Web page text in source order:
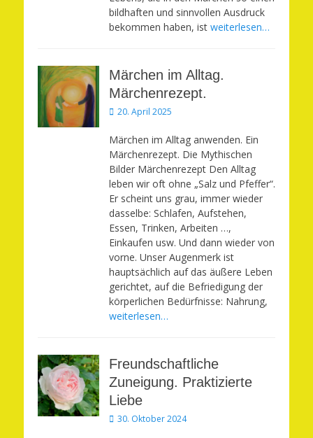
bildhaften und sinnvollen Ausdruck
bekommen haben, ist weiterlesen…
Märchen im Alltag.
Märchenrezept.
Veröffentlicht
20. April 2025
Märchen im Alltag anwenden. Ein
Märchenrezept. Die Mythischen
Bilder Märchenrezept Den Alltag
leben wir oft ohne „Salz und Pfeffer“.
Er scheint uns grau, immer wieder
dasselbe: Schlafen, Aufstehen,
Essen, Trinken, Arbeiten …,
Einkaufen usw. Und dann wieder von
vorne. Unser Augenmerk ist
hauptsächlich auf das äußere Leben
gerichtet, auf die Befriedigung der
körperlichen Bedürfnisse: Nahrung,
weiterlesen…
Freundschaftliche
Zuneigung. Praktizierte
Liebe
Veröffentlicht
30. Oktober 2024